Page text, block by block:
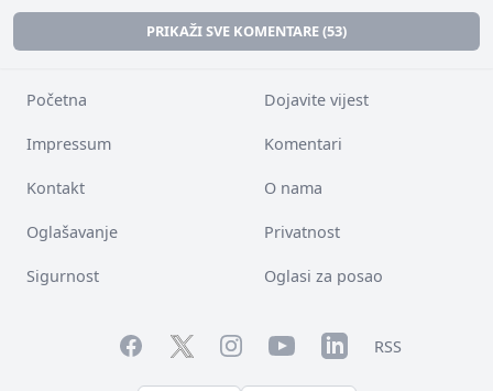
PRIKAŽI SVE KOMENTARE (53)
Početna Dojavite vijest
Impressum Komentari
Kontakt O nama
Oglašavanje Privatnost
Sigurnost Oglasi za posao
FacebookTwitterInstagramYouTubeLinkedInRSS